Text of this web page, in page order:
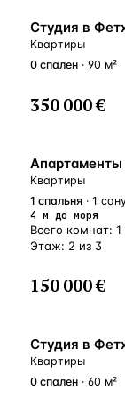
ВНЖ
Студия в
Квартиры
0 спален · 90 м²
350 000 €
У МОРЯ
Апартаменты
Квартиры
1 спальня · 1
4 м до моря
Всего комнат:
Этаж: 2 из 3
150 000 €
ВНЖ
Студия в
Квартиры
0 спален · 60 м²